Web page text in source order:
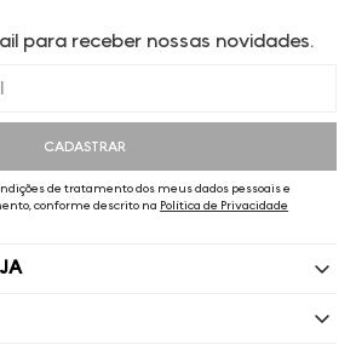
para receber nossas novidades.
CADASTRAR
de tratamento dos meus dados pessoais e
conforme descrito na Política de Privacidade